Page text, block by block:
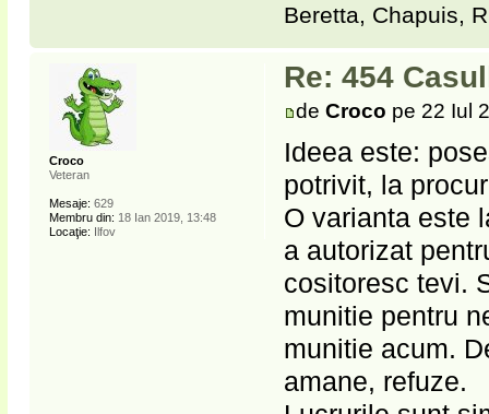
Beretta, Chapuis,
Re: 454
deCroco pe 22 Iul
Ideea este:
potrivit, la
O varianta este
a autorizat
cositoresc tevi.
munitie pentru
munitie acum.
amane, refuze.
Croco
Veteran
Mesaje: 629
Membru din: 18 Ian 2019, 13:48
Locaţie: Ilfov